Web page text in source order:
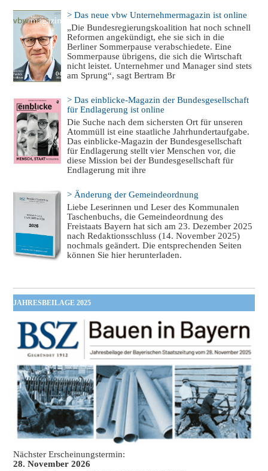
> Das neue vbw Unternehmermagazin ist online
„Die Bundesregierungskoalition hat noch schnell
Reformen angekündigt, ehe sie sich in die
Berliner Sommerpause verabschiedete. Eine
Sommerpause übrigens, die sich die Wirtschaft
nicht leistet. Unternehmer und Manager sind stets
am Sprung“, sagt Bertram Br
> Das einblicke-Magazin der Bundesgesellschaft
für Endlagerung ist online
Die Suche nach dem sichersten Ort für unseren
Atommüll ist eine staatliche Jahrhundertaufgabe.
Das einblicke-Magazin der Bundesgesellschaft
für Endlagerung stellt vier Menschen vor, die
diese Mission bei der Bundesgesellschaft für
Endlagerung mit ihre
> Änderung der Gemeindeordnung
Liebe Leserinnen und Leser des Kommunalen
Taschenbuchs, die Gemeindeordnung des
Freistaats Bayern hat sich am 23. Dezember 2025
nach Redaktionsschluss (14. November 2025)
nochmals geändert. Die entsprechenden Seiten
können Sie hier herunterladen.
JAHRESBEILAGE 2025
Nächster Erscheinungstermin:
28. November 2026